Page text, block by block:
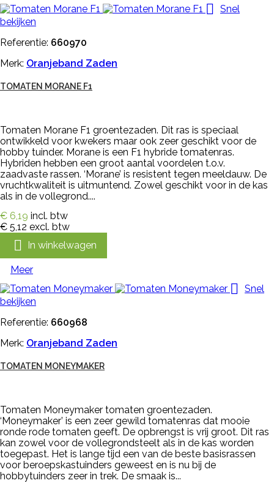

Snel
bekijken
Referentie: 660970
Merk: Oranjeband Zaden
TOMATEN MORANE F1
Tomaten Morane F1 groentezaden. Dit ras is speciaal
ontwikkeld voor kwekers maar ook zeer geschikt voor de
hobby tuinder. Morane is een F1 hybride tomatenras.
Hybriden hebben een groot aantal voordelen t.o.v.
zaadvaste rassen. ‘Morane’ is resistent tegen meeldauw. De
vruchtkwaliteit is uitmuntend. Zowel geschikt voor in de kas
als in de vollegrond....
€ 6,19 incl. btw
€ 5,12 excl. btw
 In winkelwagen
Meer

Snel
bekijken
Referentie: 660968
Merk: Oranjeband Zaden
TOMATEN MONEYMAKER
Tomaten Moneymaker tomaten groentezaden.
‘Moneymaker’ is een zeer gewild tomatenras dat mooie
ronde rode tomaten geeft. De opbrengst is vrij groot. Dit ras
kan zowel voor de vollegrondsteelt als in de kas worden
toegepast. Het is lange tijd een van de beste basisrassen
voor beroepskastuinders geweest en is nu bij de
hobbytuinders zeer in trek. De smaak is...